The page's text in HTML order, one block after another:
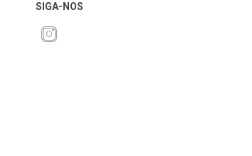
SIGA-NOS